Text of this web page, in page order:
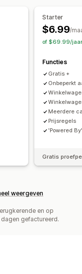
Starter
$6.99/
of $69.99/jaar
Functies
Gratis +
Onbeperkt
Meerdere
Prijsregels
'Powered
Gratis
weergeven
en op
gefactureerd.